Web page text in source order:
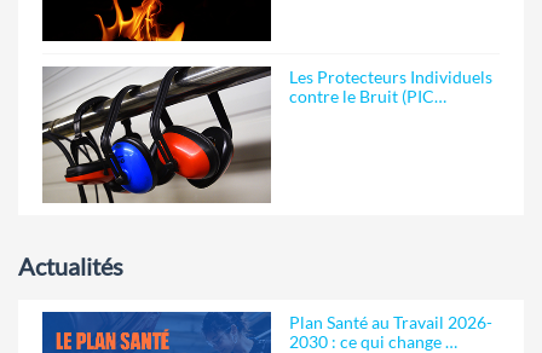
Les Protecteurs Individuels
contre le Bruit (PIC…
Actualités
Plan Santé au Travail 2026-
2030 : ce qui change …